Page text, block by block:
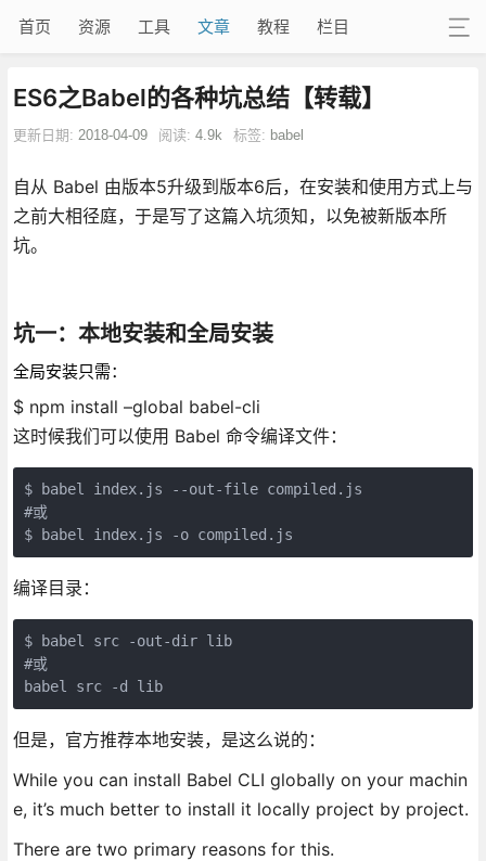
首页 资源 工具 文章 教程 栏目
ES6之Babel的各种坑总结【转载】
更新日期: 2018-04-09 阅读: 4.9k 标签: babel
自从 Babel 由版本5升级到版本6后，在安装和使用方式上与
之前大相径庭，于是写了这篇入坑须知，以免被新版本所
坑。
坑一：本地安装和全局安装
全局安装只需：
$ npm install –global babel-cli
这时候我们可以使用 Babel 命令编译文件：
$ babel index.js --out-file compiled.js
#或
$ babel index.js -o compiled.js
编译目录：
$ babel src -out-dir lib
#或
babel src -d lib
但是，官方推荐本地安装，是这么说的：
While you can install Babel CLI globally on your machin
e, it’s much better to install it locally project by project.
There are two primary reasons for this.